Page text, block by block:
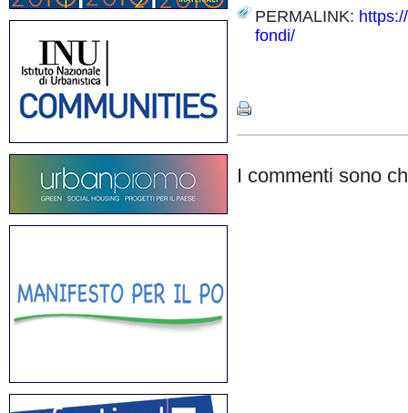
PERMALINK:
fondi/
I commenti sono